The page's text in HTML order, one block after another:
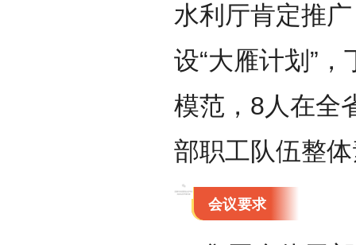
水利厅肯定推
设“大雁计划”
模范，8人在全
部职工队伍整
会议要求